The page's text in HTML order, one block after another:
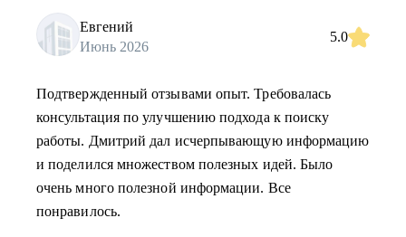
Евгений
Июнь 2026
5.0
Подтвержденный отзывами опыт. Требовалась
консультация по улучшению подхода к поиску
работы. Дмитрий дал исчерпывающую информацию
и поделился множеством полезных идей. Было
очень много полезной информации. Все
понравилось.